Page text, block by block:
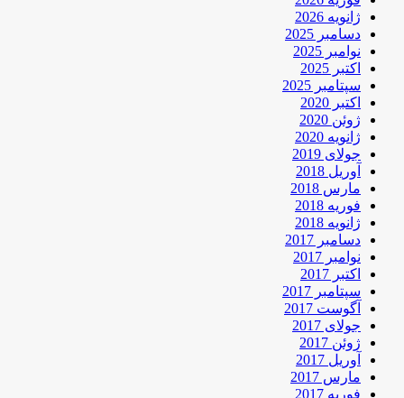
ژانویه 2026
دسامبر 2025
نوامبر 2025
اکتبر 2025
سپتامبر 2025
اکتبر 2020
ژوئن 2020
ژانویه 2020
جولای 2019
آوریل 2018
مارس 2018
فوریه 2018
ژانویه 2018
دسامبر 2017
نوامبر 2017
اکتبر 2017
سپتامبر 2017
آگوست 2017
جولای 2017
ژوئن 2017
آوریل 2017
مارس 2017
فوریه 2017